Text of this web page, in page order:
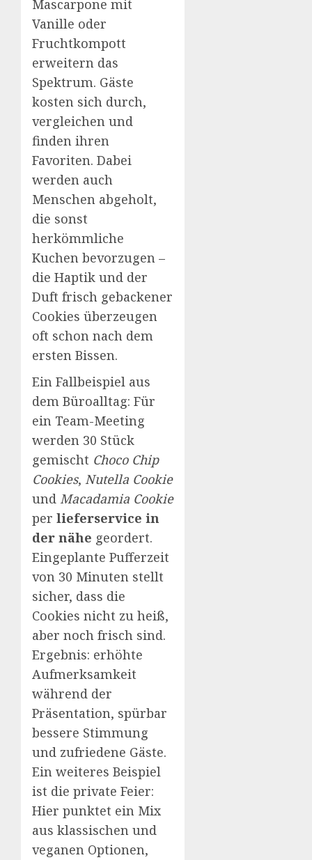
Mascarpone mit
Vanille oder
Fruchtkompott
erweitern das
Spektrum. Gäste
kosten sich durch,
vergleichen und
finden ihren
Favoriten. Dabei
werden auch
Menschen abgeholt,
die sonst
herkömmliche
Kuchen bevorzugen –
die Haptik und der
Duft frisch gebackener
Cookies überzeugen
oft schon nach dem
ersten Bissen.
Ein Fallbeispiel aus
dem Büroalltag: Für
ein Team-Meeting
werden 30 Stück
gemischt Choco Chip
Cookies, Nutella Cookie
und Macadamia Cookie
per lieferservice in
der nähe geordert.
Eingeplante Pufferzeit
von 30 Minuten stellt
sicher, dass die
Cookies nicht zu heiß,
aber noch frisch sind.
Ergebnis: erhöhte
Aufmerksamkeit
während der
Präsentation, spürbar
bessere Stimmung
und zufriedene Gäste.
Ein weiteres Beispiel
ist die private Feier:
Hier punktet ein Mix
aus klassischen und
veganen Optionen,